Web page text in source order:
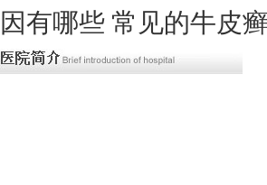
因有哪些 常见的牛皮